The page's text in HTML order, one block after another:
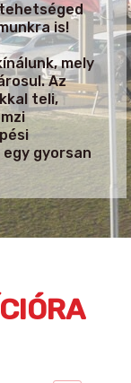
is!
mely
Az
teli,
gyorsan